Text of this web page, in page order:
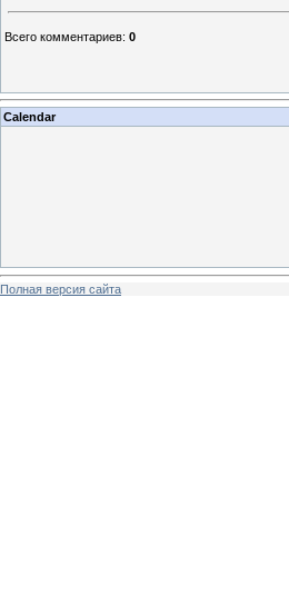
Всего комментариев: 0
Calendar
Полная версия сайта